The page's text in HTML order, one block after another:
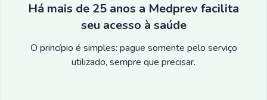
Há mais de 25 anos a Medprev facilita
seu acesso à saúde
O princípio é simples: pague somente pelo serviço
utilizado, sempre que precisar.